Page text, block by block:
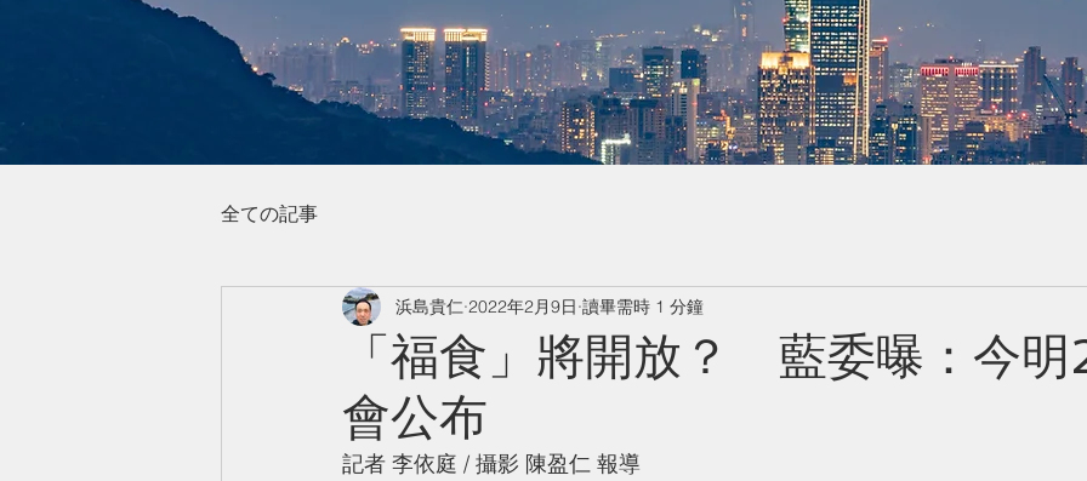
全ての記事
「福食」將開放？ 藍委曝：今明
會公布
浜島貴仁 2022年2月9日 讀畢需時 1 分鐘
記者 李依庭 / 攝影 陳盈仁 報導